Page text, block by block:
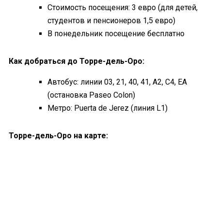
Стоимость посещения: 3 евро (для детей,
студентов и пенсионеров 1,5 евро)
В понедельник посещение бесплатно
Как добраться до Торре-дель-Оро:
Автобус: линии 03, 21, 40, 41, A2, C4, EA
(остановка Paseo Colon)
Метро: Puerta de Jerez (линия L1)
Торре-дель-Оро на карте: